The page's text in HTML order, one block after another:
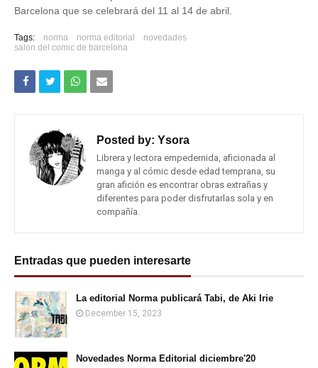
Barcelona que se celebrará del 11 al 14 de abril.
Tags: norma norma editorial
novedades
salon del comic de barcelona
Posted by: Ysora
Librera y lectora empedernida, aficionada al
manga y al cómic desde edad temprana, su
gran afición es encontrar obras extrañas y
diferentes para poder disfrutarlas sola y en
compañía.
Entradas que pueden interesarte
La editorial Norma publicará Tabi, de Aki Irie
December 15, 2023
Novedades Norma Editorial diciembre'20